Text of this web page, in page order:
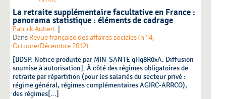
La retraite supplémentaire facultative en France :
panorama statistique : éléments de cadrage
Patrick Aubert |
Dans Revue française des affaires sociales (n° 4,
Octobre/Décembre 2012)
[BDSP. Notice produite par MIN-SANTE qHq8R0xA. Diffusion
soumise à autorisation]. À côté des régimes obligatoires de
retraite par répartition (pour les salariés du secteur privé :
régime général, régimes complémentaires AGIRC-ARRCO),
des régimes[...]